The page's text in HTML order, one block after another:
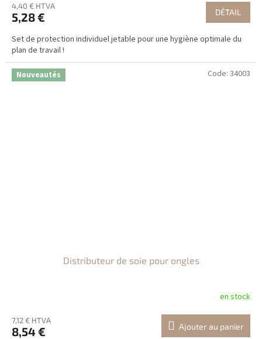
4,40 € HTVA
5,28 € DÉTAIL
Set de protection individuel jetable pour une hygiène optimale du
plan de travail !
Nouveautés
Distributeur de soie pour ongles
en stock
7,12 € HTVA
8,54 € Ajouter au panier
Code: 34003